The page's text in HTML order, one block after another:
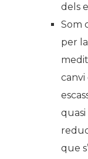
dels
Som
per
canvi
que